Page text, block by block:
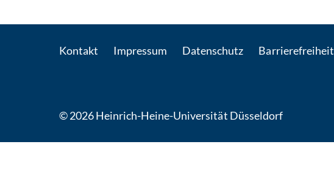
Kontakt Impressum Datenschutz Barrierefreiheit
© 2026 Heinrich-Heine-Universität Düsseldorf